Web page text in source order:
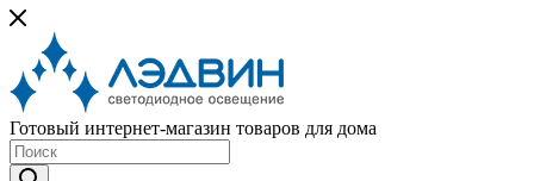
Готовый интернет-магазин товаров для дома